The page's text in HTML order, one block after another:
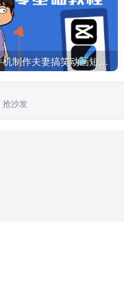
一部手机制作夫妻搞笑动画短视频教程，零基础也能快速上手
抢沙发